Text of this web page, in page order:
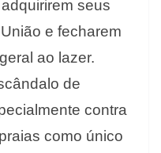
seus
e fecharem
ao lazer.
de
contra
como único